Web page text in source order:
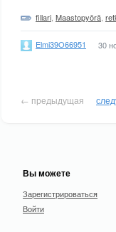
fillari Maastopyörä
Elmi39O66951 30
← предыдущая
Вы можете
Зарегистрироваться
Войти